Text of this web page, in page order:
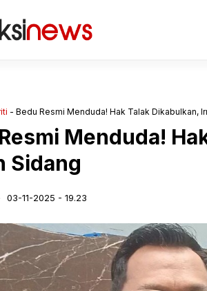
- Bedu Resmi Menduda! Hak Talak Dikabulkan,
Menduda!
Sidang
03-11-2025 - 19.23